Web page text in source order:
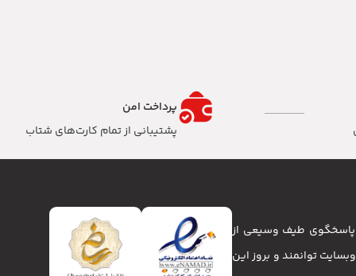
پرداخت امن
پشتیبانی از تمام کارت‌های شتاب
پاسخگوی طیف وسیعی از
و وبسایت توانمند و بروز این